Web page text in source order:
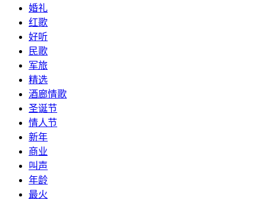
婚礼
红歌
好听
民歌
军旅
精选
酒廊情歌
圣诞节
情人节
新年
商业
叫声
年龄
最火